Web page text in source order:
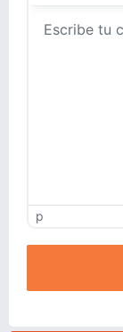
p